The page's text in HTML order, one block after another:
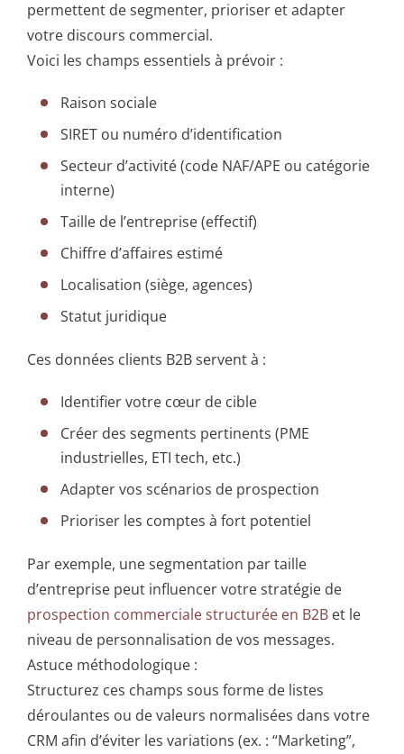
permettent de segmenter, prioriser et adapter
votre discours commercial.
Voici les champs essentiels à prévoir :
Raison sociale
SIRET ou numéro d’identification
Secteur d’activité (code NAF/APE ou catégorie
interne)
Taille de l’entreprise (effectif)
Chiffre d’affaires estimé
Localisation (siège, agences)
Statut juridique
Ces données clients B2B servent à :
Identifier votre cœur de cible
Créer des segments pertinents (PME
industrielles, ETI tech, etc.)
Adapter vos scénarios de prospection
Prioriser les comptes à fort potentiel
Par exemple, une segmentation par taille
d’entreprise peut influencer votre stratégie de
prospection commerciale structurée en B2B et le
niveau de personnalisation de vos messages.
Astuce méthodologique :
Structurez ces champs sous forme de listes
déroulantes ou de valeurs normalisées dans votre
CRM afin d’éviter les variations (ex. : “Marketing”,